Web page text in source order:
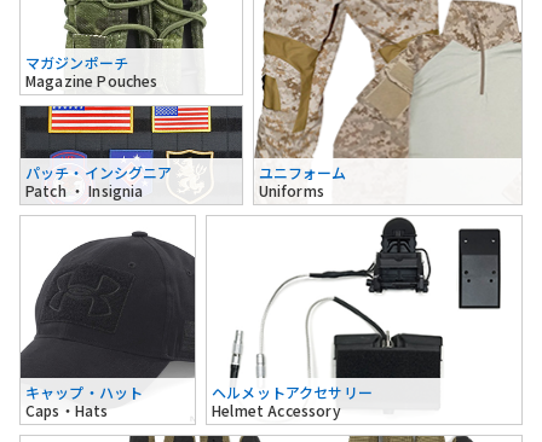
マガジンポーチ
Magazine Pouches
パッチ・インシグニア
Patch ・ Insignia
ユニフォーム
Uniforms
キャップ・ハット
Caps・Hats
ヘルメットアクセサリー
Helmet Accessory